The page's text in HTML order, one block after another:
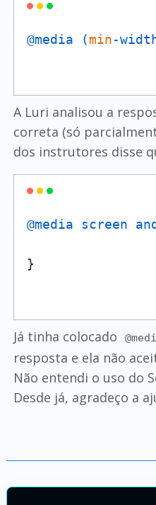
@media (min-
A Luri analisou a
correta (só
dos instrutores disse
@media screen
Já tinha colocado
resposta e ela não
Não entendi o uso do
Desde já, agradeço a